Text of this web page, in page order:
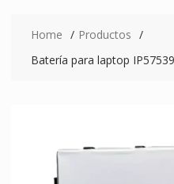
Home
Productos
Batería para laptop